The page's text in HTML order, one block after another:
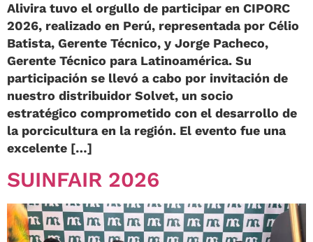
Alivira tuvo el orgullo de participar en CIPORC
2026, realizado en Perú, representada por Célio
Batista, Gerente Técnico, y Jorge Pacheco,
Gerente Técnico para Latinoamérica. Su
participación se llevó a cabo por invitación de
nuestro distribuidor Solvet, un socio
estratégico comprometido con el desarrollo de
la porcicultura en la región. El evento fue una
excelente […]
SUINFAIR 2026